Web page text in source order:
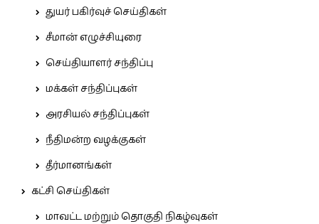
துயர் பகிர்வுச் செய்திகள்
சீமான் எழுச்சியுரை
செய்தியாளர் சந்திப்பு
மக்கள் சந்திப்புகள்
அரசியல் சந்திப்புகள்
நீதிமன்ற வழக்குகள்
தீர்மானங்கள்
கட்சி செய்திகள்
மாவட்ட மற்றும் தொகுதி நிகழ்வுகள்